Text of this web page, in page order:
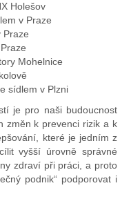
Holešov
v Praze
Praze
Mohelnice
sídlem v Plzni
je pro naši budoucnost
změn k prevenci rizik a k
které je jedním z
vyšší úrovně správné
zdraví při práci, a proto
podnik“ podporovat i